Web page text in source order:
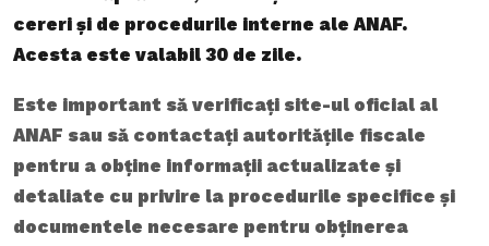
cereri și de procedurile interne ale ANAF.
Acesta este valabil 30 de zile.
Este important să verificați site-ul oficial al
ANAF sau să contactați autoritățile fiscale
pentru a obține informații actualizate și
detaliate cu privire la procedurile specifice și
documentele necesare pentru obținerea